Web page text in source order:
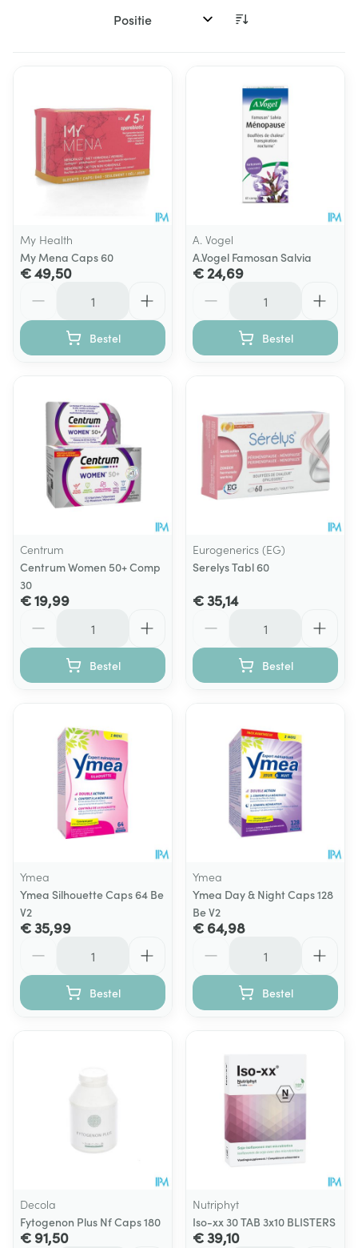
Sorteer op:
My Health
My Mena Caps 60
€ 49,50
Bestel
A. Vogel
A.Vogel Famosan Salvia
€ 24,69
Bestel
Centrum
Centrum Women 50+ Comp
30
€ 19,99
Bestel
Eurogenerics (EG)
Serelys Tabl 60
€ 35,14
Bestel
Ymea
Ymea Silhouette Caps 64 Be
V2
€ 35,99
Bestel
Ymea
Ymea Day & Night Caps 128
Be V2
€ 64,98
Bestel
Decola
Fytogenon Plus Nf Caps 180
€ 91,50
Nutriphyt
Iso-xx 30 TAB 3x10 BLISTERS
€ 39,10